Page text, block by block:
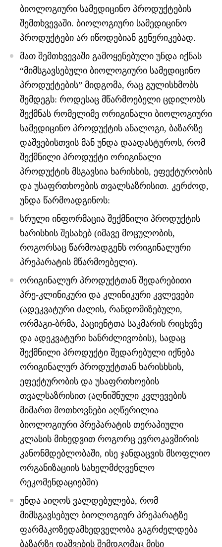
ბიოლოგიური სამედიცინო პროდუქტების
შემთხვევაში. ბიოლოგიური სამედიცინო
პროდუქტები არ იწოდებიან გენერიკებად.
მათ შემთხვევაში გამოყენებული უნდა იქნას
“მიმსგავსებული ბიოლოგიური სამედიცინო
პროდუქტების” მიდგომა, რაც გულისხმობს
შემდეგს: როდესაც მწარმოებელი ცდილობს
შექმნას რომელიმე ორიგინალი ბიოლოგიური
სამედიცინო პროდუქტის ანალოგი, ბაზარზე
დაშვებისთვის მან უნდა დაადასტუროს, რომ
შექმნილი პროდუქტი ორიგინალი
პროდუქტის მსგავსია ხარისხის, ეფექტურობის
და უსაფრთხოების თვალსაზრისით. კერძოდ,
უნდა წარმოადგინოს:
სრული ინფორმაცია შექმნილი პროდუქტის
ხარისხის შესახებ (იმავე მოცულობის,
როგორსაც წარმოადგენს ორიგინალური
პრეპარატის მწარმოებელი).
ორიგინალურ პროდუქტთან შედარებითი
პრე-კლინიკური და კლინიკური კვლევები
(ადეკვატური ძალის, რანდომიზებული,
ორმაგი-ბრმა, პაციენტთა საკმარის რიცხვზე
და ადეკვატური ხანრძლივობის), სადაც
შექმნილი პროდუქტი შედარებული იქნება
ორიგინალურ პროდუქტთან ხარისხსის,
ეფექტურობის და უსაფრთხოების
თვალსაზრისით (აღნიშნული კვლევების
მიმართ მოთხოვნები აღწერილია
ბიოლოგიური პრეპარატის თერაპიული
კლასის მიხედვით როგორც ევროკავშირის
კანონმდებლობაში, ისე ჯანდაცვის მსოფლიო
ორგანიზაციის სახელმძღვენლო
რეკომენდაციებში)
უნდა აიღოს ვალდებულება, რომ
მიმსგავსებულ ბიოლოგიურ პრეპარატზე
ფარმაკოზედამხედველობა გაგრძელდება
ბაზარზე დაშვების შემდგომაც მისი